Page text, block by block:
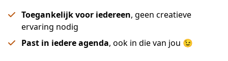
Toegankelijk voor iedereen, geen creatieve
ervaring nodig
Past in iedere agenda, ook in die van jou 😉